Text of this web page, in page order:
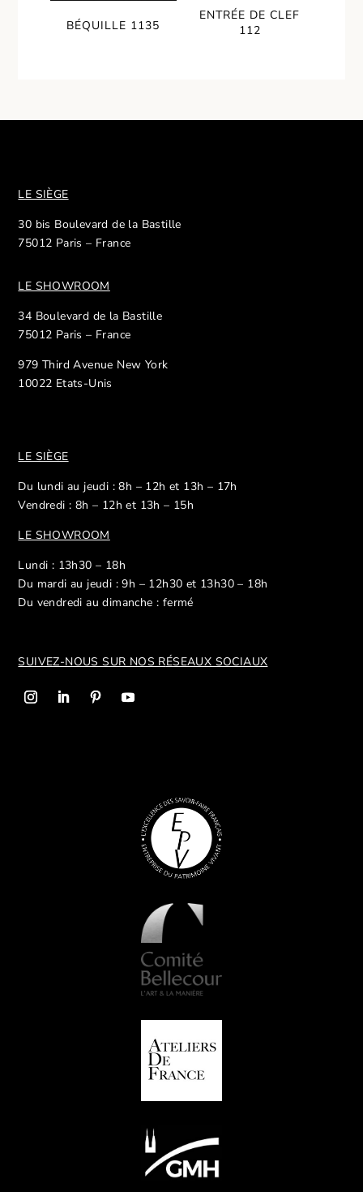
BÉQUILLE 1135
ENTRÉE DE CLEF
112
LE SIÈGE
30 bis Boulevard de la Bastille
75012 Paris – France
LE SHOWROOM
34 Boulevard de la Bastille
75012 Paris – France
979 Third Avenue New York
10022 Etats-Unis
LE SIÈGE
Du lundi au jeudi : 8h – 12h et 13h – 17h
Vendredi : 8h – 12h et 13h – 15h
LE SHOWROOM
Lundi : 13h30 – 18h
Du mardi au jeudi : 9h – 12h30 et 13h30 – 18h
Du vendredi au dimanche : fermé
SUIVEZ-NOUS SUR NOS RÉSEAUX SOCIAUX